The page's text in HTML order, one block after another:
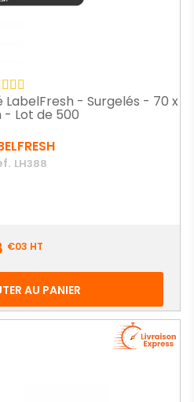
- Surgelés - 70 x
- Lot de 500
LH388
€03 HT
AU PANIER